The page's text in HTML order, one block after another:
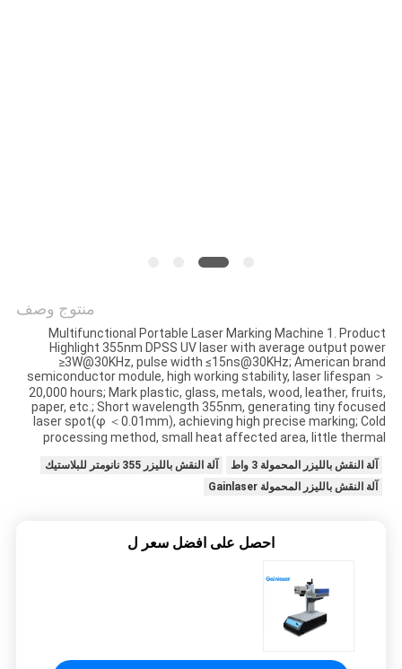
منتوج وصف
Multifunctional Portable Laser Marking Machine 1. Product
Highlight 355nm DPSS UV laser with average output power
≥3W@30KHz, pulse width ≤15ns@30KHz; American brand
semiconductor module, high working stability, laser lifespan ＞
20,000 hours; Mark plastic, glass, metals, wood, leather, fruits,
paper, etc.; Short wavelength 355nm, generating tiny focused
laser spot(φ ＜0.01mm), achieving high precise marking; Cold
processing method, small heat affected area, little thermal
آلة النقش بالليزر المحمولة 3 واط
آلة النقش بالليزر 355 نانومتر للبلاستيك
آلة النقش بالليزر المحمولة Gainlaser
احصل على افضل سعر ل